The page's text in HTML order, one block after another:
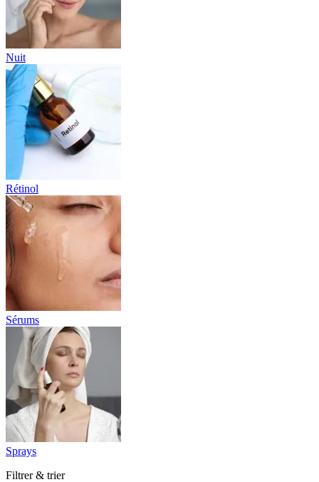
Nuit
Rétinol
Sérums
Sprays
Filtrer & trier